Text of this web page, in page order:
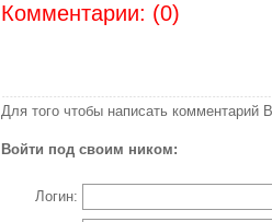
Комментарии: (0)
Для того чтобы написать комментарий
Войти под своим ником:
Логин: